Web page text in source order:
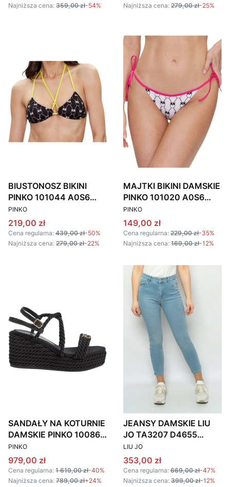
Najniższa cena: 359,00 zł-54%
Najniższa cena: 279,00 zł-25%
BIUSTONOSZ BIKINI
PINKO 101044 A0S6
CZARNO-ŻÓŁTY
PRODUCENT
PINKO
Cena promocyjna
219,00 zł
Cena regularna: 439,00 zł-50%
Najniższa cena: 279,00 zł-22%
MAJTKI BIKINI DAMSKIE
PINKO 101020 A0S6
BIAŁO-RÓŻOWE
PRODUCENT
PINKO
Cena promocyjna
149,00 zł
Cena regularna: 229,00 zł-35%
Najniższa cena: 169,00 zł-12%
SANDAŁY NA KOTURNIE
DAMSKIE PINKO 100869
A0R3 CZARNE
PRODUCENT
PINKO
Cena promocyjna
979,00 zł
Cena regularna: 1 619,00 zł-40%
Najniższa cena: 789,00 zł+24%
JEANSY DAMSKIE LIU
JO TA3207 D4655
BŁĘKITNE
PRODUCENT
LIU JO
Cena promocyjna
353,00 zł
Cena regularna: 669,00 zł-47%
Najniższa cena: 399,00 zł-12%